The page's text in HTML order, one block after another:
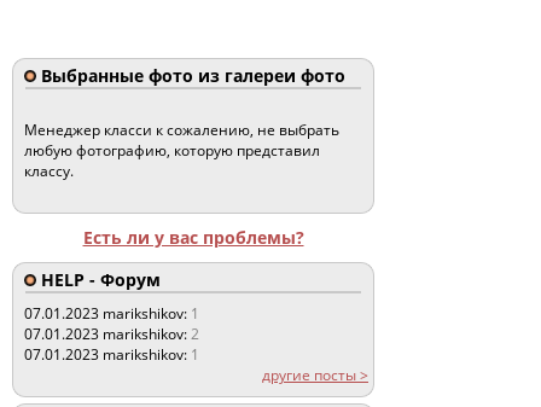
Выбранные фото из галереи фото
Менеджер класси к сожалению, не выбрать
любую фотографию, которую представил
классу.
Есть ли у вас проблемы?
HELP - Форум
07.01.2023 marikshikov: 1
07.01.2023 marikshikov:2
07.01.2023 marikshikov: 1
другие посты >